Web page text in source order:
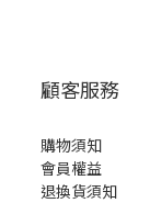
顧客服務
購物須知
會員權益
退換貨須知